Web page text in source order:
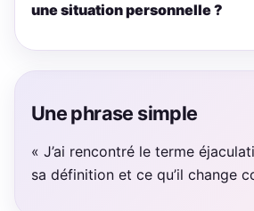
une situation personnelle ?
Une phrase simple
« J’ai rencontré le terme
sa définition et ce qu’il change